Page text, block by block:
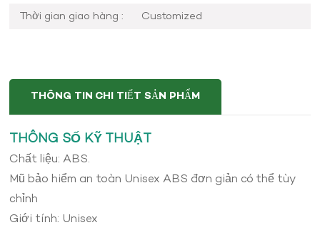
Thời gian giao hàng :
Customized
THÔNG TIN CHI TIẾT SẢN PHẨM
THÔNG SỐ KỸ THUẬT
Chất liệu: ABS.
Mũ bảo hiểm an toàn Unisex ABS đơn giản có thể tùy
chỉnh
Giới tính: Unisex